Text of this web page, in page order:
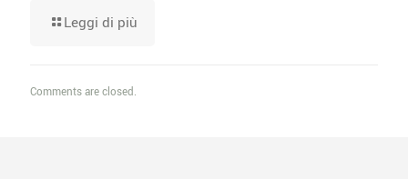
Leggi di più
Comments are closed.